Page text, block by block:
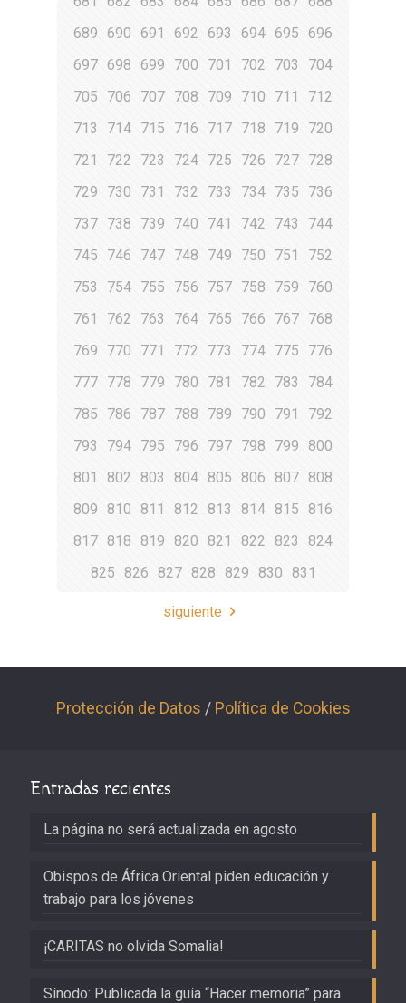
689
690 691 692 693 694 695
696
697 698 699 700 701 702 703
704
705
706 707 708 709 710 711
712
713
714 715 716 717 718 719
720
721
722 723 724 725 726 727 728
729
730 731 732 733 734 735
736
737 738 739 740 741 742 743
744
745
746 747 748 749 750 751
752
753
754 755 756 757 758 759
760
761
762 763 764 765 766 767 768
769
770 771 772 773 774 775
776
777 778 779 780 781 782 783
784
785
786 787 788 789 790 791
792
793
794 795 796 797 798 799
800
801
802 803 804 805 806 807 808
809
810 811 812 813 814 815
816
817 818 819 820 821 822 823
824
825
826 827 828 829 830 831
siguiente
Protección de Datos / Política de Cookies
Entradas recientes
La página no será actualizada en agosto
Obispos de África Oriental piden educación y
trabajo para los jóvenes
¡CARITAS no olvida Somalia!
Sínodo: Publicada la guía “Hacer memoria” para